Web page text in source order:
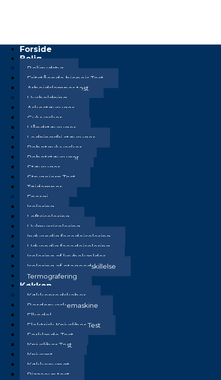
Forside
Bolig
Boligudstyr
Fritstående biopejs Test
Arbejdslamper test
Husholdning
Askestøvsuger
Gulvvasker
Håndstøvsuger
Ledningsfri støvsuger
Robotgulvvasker
Robotstøvsuger
Støvsuger
Strygejern Test
Tøjdamper
Energi
Isolering
Loftsisolering
Hulmursisolering
Indvendig facadeisolering
Udvendig facadeisolering
Isolering af krybekælder
Isolering af etageadskillelse
Termografering
Køkken
Køkkenredskaber
Bordopvaskemaskine
Elkedel
Elektrisk Knivsliber Test
Forklæde Test
Knivsliber Test
Knivsæt
Køkkenvægt
Pizzaovn test